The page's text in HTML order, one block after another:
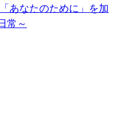
あなたのために」を加
常～